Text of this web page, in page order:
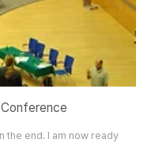
the end. I am now ready